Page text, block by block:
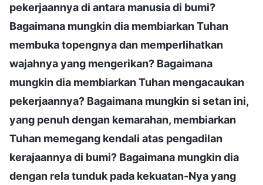
pekerjaannya di antara manusia di bumi?
Bagaimana mungkin dia membiarkan Tuhan
membuka topengnya dan memperlihatkan
wajahnya yang mengerikan? Bagaimana
mungkin dia membiarkan Tuhan mengacaukan
pekerjaannya? Bagaimana mungkin si setan ini,
yang penuh dengan kemarahan, membiarkan
Tuhan memegang kendali atas pengadilan
kerajaannya di bumi? Bagaimana mungkin dia
dengan rela tunduk pada kekuatan-Nya yang